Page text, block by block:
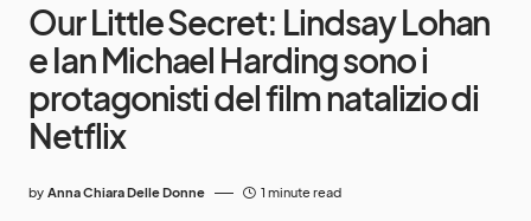
Our Little Secret: Lindsay Lohan
e Ian Michael Harding sono i
protagonisti del film natalizio di
Netflix
by Anna Chiara Delle Donne 1 minute read